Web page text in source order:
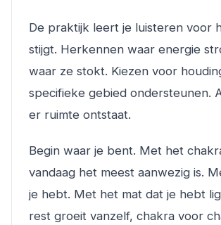
De praktijk leert je luisteren voor
stijgt. Herkennen waar energie
waar ze stokt. Kiezen voor
specifieke gebied ondersteunen.
er ruimte ontstaat.
Begin waar je bent. Met het
vandaag het meest aanwezig is.
je hebt. Met het mat dat je hebt
rest groeit vanzelf, chakra voor